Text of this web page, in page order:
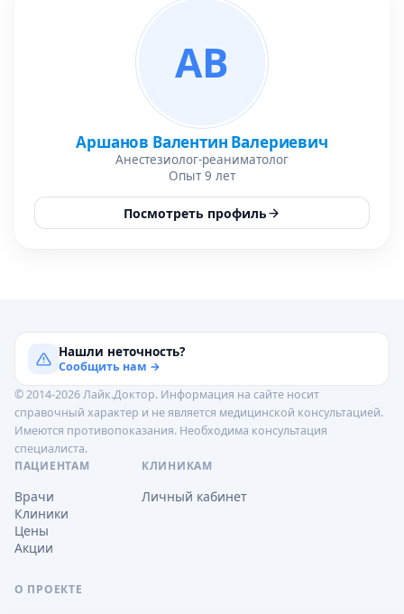
АВ
Аршанов Валентин Валериевич
Анестезиолог-реаниматолог
Опыт 9 лет
Посмотреть профиль
Нашли неточность?
Сообщить нам →
© 2014-2026 Лайк.Доктор. Информация на сайте носит
справочный характер и не является медицинской консультацией.
Имеются противопоказания. Необходима консультация
специалиста.
ПАЦИЕНТАМ
Врачи
Клиники
Цены
Акции
КЛИНИКАМ
Личный кабинет
О ПРОЕКТЕ